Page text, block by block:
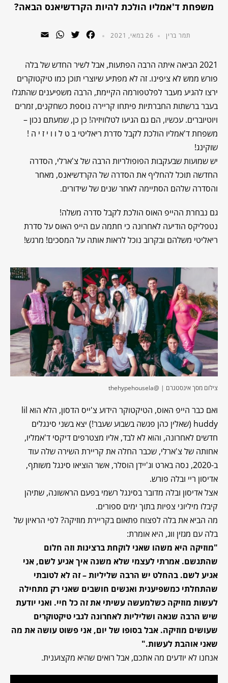
משפחת ד'אמליו הולכת להיות הקרדשיאנס הבאה?
תמר ברין 26 במאי, 2021 Facebook
Twitter
WhatsApp
2021 הביאה איתה הרבה הפתעות, אבל לשיר החדש של בלה
פורש ממש לא ציפינו. זה לא מפתיע שיוצרי תוכן כמו טיקטוקרים
ירצו להגיע מעבר לפלטפורמה הקיימת, הרבה משפיענים שהתגלו
בעבר ברשתות החברתיות פיתחו קריירה נוספת כשחקנים, זמרים
ויוטיוברים. עכשיו, הם גם הגיעו לטלוויזיה! כן כן, שמעתם נכון –
משפחת ד'אמליו הולכת לקבל סדרת ריאליטי ב ט ל ו ו י ז י ה !
שוקינג!
יש שמועות שבעקבות הפופולריות הרבה של צ'ארלי, הסדרה
החדשה תוכל להחליף את הסדרה של הקרדשיאנס, מאחר
והסדרה שלהם הסתיימה לאחר שנים של שידורים.
גם נבחרת ההייפ האוס הולכת לקבל סדרה משלה!
נטפליקס הודיעה לאחרונה כי חתמה עם הייפ האוס על סדרת
ריאליטי משלהם ובקרוב נוכל לראות אותה על המסכים! מרגש!
צילום מסך אינסטגרם | @thehypehousela
ואם כבר הייפ האוס, הטיקטוקר הידוע צ'ייס הדסון, הלא הוא lil
huddy (שאלין כהן פגשה בשבוע שעבר!) יצא בשני סינגלים
חדשים לאחרונה, והוא לא לבד, אליו מצטרפים דיקסי ד'אמליו,
אחותה של צ'ארלי, שכבר החלה את קריירת השירה שלה עוד
ב-2020, נסה בארט וג'יידן הוסלר, אשר הוציאו סינגל משותף,
אדיסון ריי ובלה פורש.
אצל אדיסון ובלה מדובר בסינגל רשמי בפעם הראשונה, שתיהן
קיבלו מיליוני צפיות בתוך ימים ספורים.
מה הביא את בלה לפצוח פתאום בקריירת מוזיקה? לפי הראיון של
בלה עם מגזין ווג, היא אומרת:
"מוזיקה היא משהו שאני לוקחת ברצינות וזה חלום
שהתגשם. אמרתי לעצמי שלא משנה איך אגיע לשם, אני
אגיע לשם. בהחלט יש הרבה שליליות – זה לא לטובתי
שהתחלתי כמשפיענית ואנשים חושבים שאני רק מתחילה
לעשות מוזיקה כשלמעשה עשיתי את זה כל חיי. ואני יודעת
שיש הרבה שנאה ושליליות לאחרונה לגבי טיקטוקרים
שעושים מוזיקה. אבל בסופו של יום, אני פשוט עושה את מה
שאני אוהבת לעשות."
אנחנו לא יודעים מה אתכם, אבל רואים שהיא מקצוענית.